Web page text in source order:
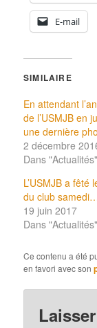
E-mail
SIMILAIRE
En attendant
de l’USMJB en
une dernière
2 décembre
Dans "Actualités"
L’USMJB a fêté
du club
19 juin 2017
Dans "Actualités"
Ce contenu a été
en favori avec son